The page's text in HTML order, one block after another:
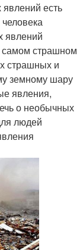
есть
явлений
самом страшном
страшных и
земному шару
явления,
о необычных
людей